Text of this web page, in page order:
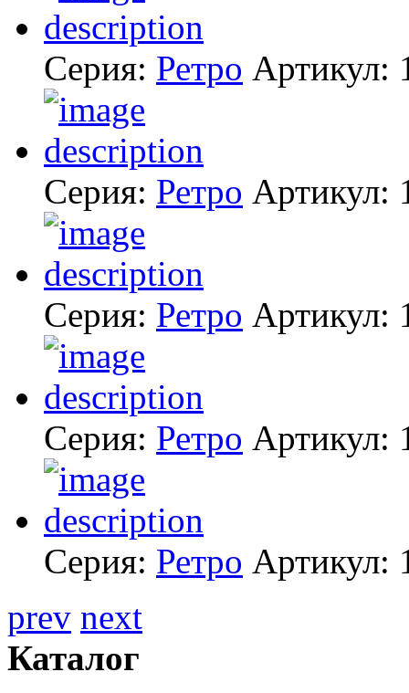
Серия: Ретро Артикул:
Серия: Ретро Артикул:
Серия: Ретро Артикул:
Серия: Ретро Артикул:
Серия: Ретро Артикул:
prev next
Каталог